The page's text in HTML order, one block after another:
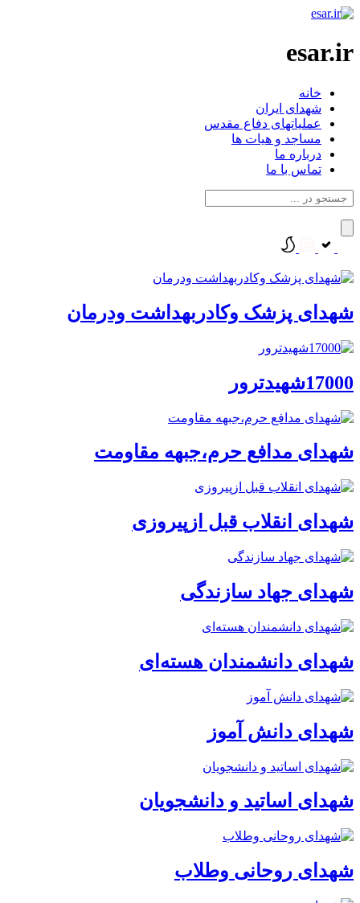
esar.ir
خانه
شهدای ایران
عملیاتهای دفاع مقدس
مساجد و هیات ها
درباره ما
تماس با ما
شهدای پزشک وکادربهداشت ودرمان
17000شهیدترور
شهدای مدافع حرم،جبهه مقاومت
شهدای انقلاب قبل ازپیروزی
شهدای جهاد سازندگی
شهدای دانشمندان هسته‌ای
شهدای دانش آموز
شهدای اساتید و دانشجویان
شهدای روحانی وطلاب